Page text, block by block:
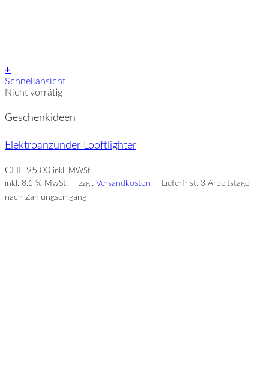
+
Schnellansicht
Nicht vorrätig
Geschenkideen
Elektroanzünder Looftlighter
CHF 95.00 inkl. MWSt
inkl. 8.1 % MwSt. zzgl.Versandkosten
Lieferfrist: 3 Arbeitstage
nach Zahlungseingang